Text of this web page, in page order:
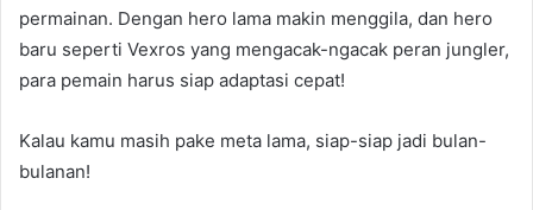
permainan. Dengan hero lama makin menggila, dan hero
baru seperti Vexros yang mengacak-ngacak peran jungler,
para pemain harus siap adaptasi cepat!
Kalau kamu masih pake meta lama, siap-siap jadi bulan-
bulanan!